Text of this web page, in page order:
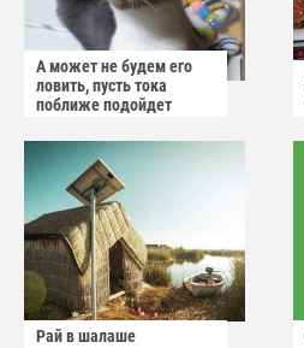
А может не будем его
ловить, пусть тока
поближе подойдет
Рай в шалаше